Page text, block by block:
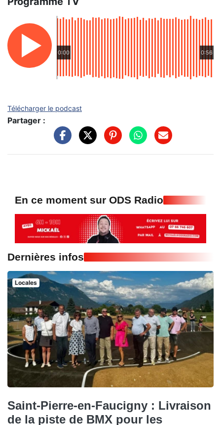
0:00 0:56
Télécharger le podcast
Partager :
En ce moment sur ODS Radio
Dernières infos
Locales
Saint-Pierre-en-Faucigny : Livraison
de la piste de BMX pour les